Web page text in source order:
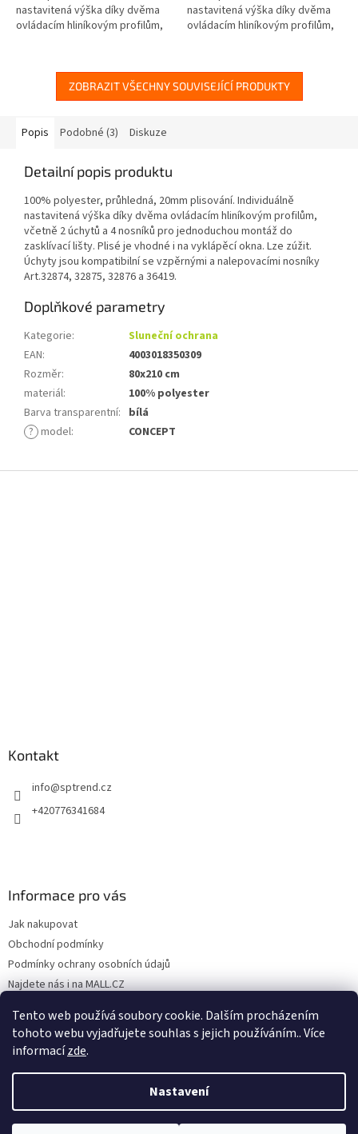
Tento web používá soubory cookie. Dalším procházením
tohoto webu vyjadřujete souhlas s jejich používáním.. Více
informacízde.
Nastavení
nastavitená výška díky dvěma
ovládacím hliníkovým profilům,
nastavitená výška díky dvěma
ovládacím hliníkovým profilům,
ZOBRAZIT VŠECHNY SOUVISEJÍCÍ PRODUKTY
Popis Podobné (3) Diskuze
Detailní popis produktu
100% polyester, průhledná, 20mm plisování. Individuálně
nastavitená výška díky dvěma ovládacím hliníkovým profilům,
včetně 2 úchytů a 4 nosníků pro jednoduchou montáž do
zasklívací lišty. Plisé je vhodné i na vyklápěcí okna. Lze zúžit.
Úchyty jsou kompatibilní se vzpěrnými a nalepovacími nosníky
Art.32874, 32875, 32876 a 36419.
Doplňkové parametry
Kategorie:
Sluneční ochrana
EAN:
4003018350309
Rozměr:
80x210 cm
materiál:
100% polyester
Barva transparentní: bílá
? model: CONCEPT
Kontakt
info@sptrend.cz
+420776341684
Informace pro vás
Jak nakupovat
Obchodní podmínky
Podmínky ochrany osobních údajů
Najdete nás i na MALL.CZ
Formulář pro uplatnění reklamace
Vytvořil Shoptet